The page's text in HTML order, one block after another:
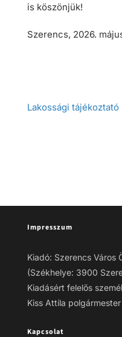
is köszönjük!
Szerencs, 2026.
Lakossági tájékoztató
Impresszum
Kiadó: Szerencs Város
(Székhelye: 3900
Kiadásért felelős
Kiss Attila polgármester
Kapcsolat